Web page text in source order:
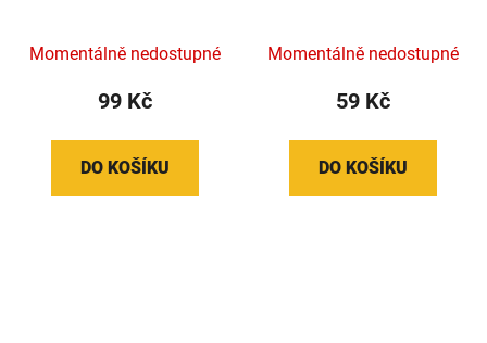
Momentálně nedostupné
99 Kč
DO KOŠÍKU
Momentálně nedostupné
59 Kč
DO KOŠÍKU